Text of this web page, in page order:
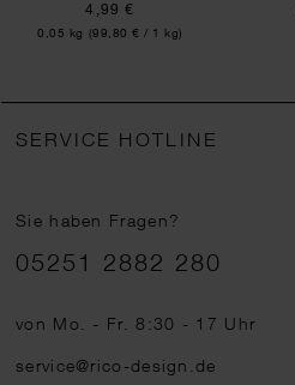
4,99 €
Inhalt:
0,05 kg (99,80 € / 1 kg)
SERVICE HOTLINE
Sie haben Fragen?
Telefonnummer
05251 2882 280
von Mo. - Fr. 8:30 - 17 Uhr
service@rico-design.de